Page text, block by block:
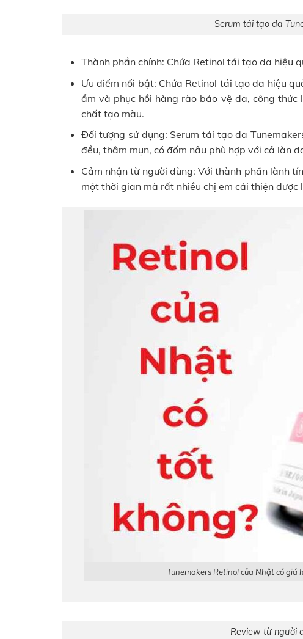
Serum tái tạo da
Thành phần chính: Chứa Retinol tái tạo da hiệu
Ưu điểm nổi bật: Chứa Retinol tái tạo da hiệu
ẩm và phục hồi hàng rào bảo vệ da, công
chất tạo màu.
Đối tượng sử dụng: Serum tái tạo da
đều, thâm mụn, có đốm nâu phù hợp với cả làn
Cảm nhận từ người dùng: Với thành phần lành
một thời gian mà rất nhiều chị em cải thiện
Tunemakers Retinol của Nhật có giá
Review từ người